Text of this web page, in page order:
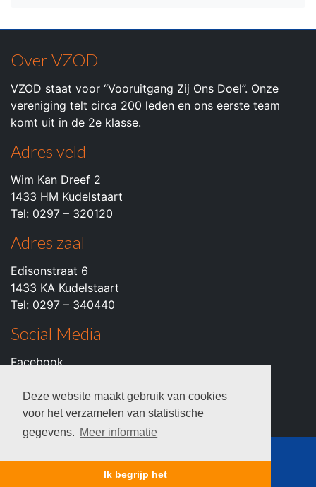
Deze website maakt gebruik van cookies
voor het verzamelen van statistische
gegevens. Meer informatie
Ik begrijp het
Over VZOD
VZOD staat voor “Vooruitgang Zij Ons Doel”. Onze
vereniging telt circa 200 leden en ons eerste team
komt uit in de 2e klasse.
Adres veld
Wim Kan Dreef 2
1433 HM Kudelstaart
Tel: 0297 – 320120
Adres zaal
Edisonstraat 6
1433 KA Kudelstaart
Tel: 0297 – 340440
Social Media
Facebook
Youtube